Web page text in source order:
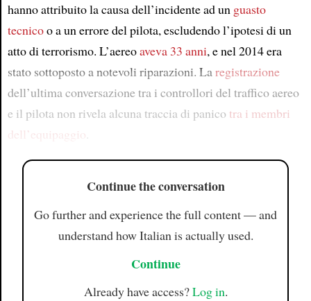
hanno attribuito la causa dell’incidente ad un guasto
tecnicoo a un errore del pilota, escludendo l’ipotesi di un
atto di terrorismo. L’aereoaveva 33 anni, e nel 2014 era
stato sottoposto a notevoli riparazioni. Laregistrazione
dell’ultima conversazione tra i controllori del traffico aereo
e il pilota non rivela alcuna traccia di panico tra i membri
dell’equipaggio
Continue the conversation
Go further and experience the full content — and
understand how Italian is actually used.
Continue
Already have access?Log in.